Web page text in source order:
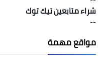
شراء متابعين تيك توك
--
مواقع مهمة